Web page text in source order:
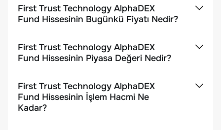
First Trust Technology AlphaDEX
Fund Hissesinin Bugünkü Fiyatı Nedir?
First Trust Technology AlphaDEX
Fund Hissesinin Piyasa Değeri Nedir?
First Trust Technology AlphaDEX
Fund Hissesinin İşlem Hacmi Ne
Kadar?